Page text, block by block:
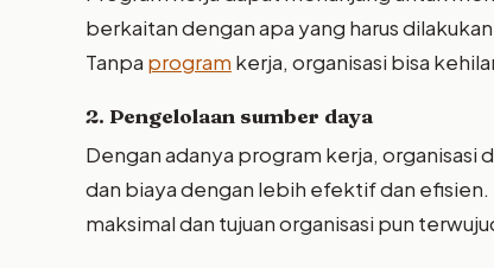
berkaitan dengan apa yang harus
Tanpa program kerja, organisasi bisa
2. Pengelolaan sumber daya
Dengan adanya program kerja,
dan biaya dengan lebih efektif dan
maksimal dan tujuan organisasi pun